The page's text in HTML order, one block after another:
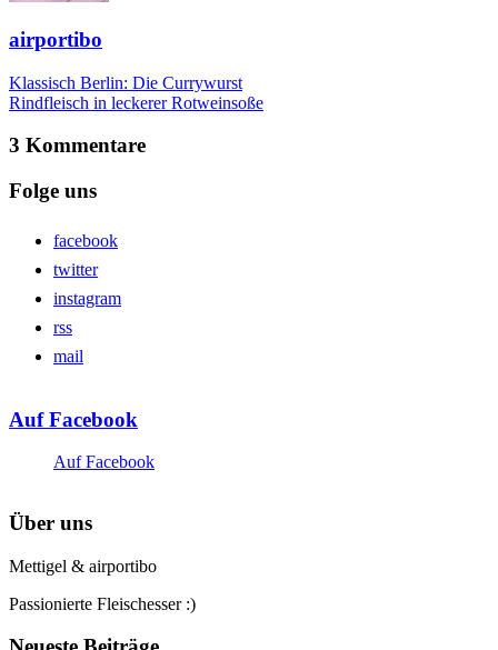
airportibo
Klassisch Berlin: Die Currywurst
Rindfleisch in leckerer Rotweinsoße
3 Kommentare
Folge uns
facebook
twitter
instagram
rss
mail
Auf Facebook
Auf Facebook
Über uns
Mettigel & airportibo
Passionierte Fleischesser :)